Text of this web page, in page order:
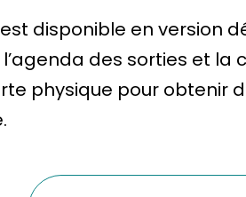
disponible en version
des sorties et
physique pour obtenir